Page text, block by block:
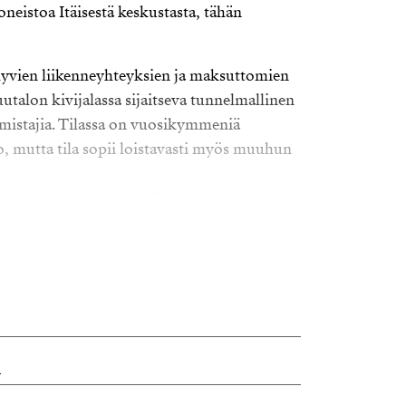
Itäisestä keskustasta, tähän
liikenneyhteyksien ja maksuttomien
kivijalassa sijaitseva tunnelmallinen
Tilassa on vuosikymmeniä
mutta tila sopii loistavasti myös muuhun
tila, josta on mahdollisuus rajata
sinulle sopiva esittelyaika.